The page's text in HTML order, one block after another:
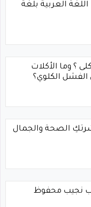
العربية بلغة
؟ وما الأكلات
الكلوي؟
الصحة والجمال
نجيب محفوظ